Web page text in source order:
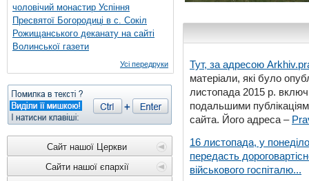
чоловічий монастир Успіння
Пресвятої Богородиці в с. Сокіл
Рожищанського деканату на сайті
Волинської газети
Усі передруки
Сайт нашої Церкви
Сайти нашої єпархії
Тут, за адресою
матеріали, які було
листопада 2015 р.
подальшими
сайта. Його адреса –
16 листопада, у
передасть
військового госпіталю...